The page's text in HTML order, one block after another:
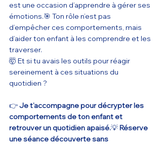
est une occasion d’apprendre à gérer ses
émotions.🎯 Ton rôle n’est pas
d’empêcher ces comportements, mais
d’aider ton enfant à les comprendre et les
traverser.
🤯 Et si tu avais les outils pour réagir
sereinement à ces situations du
quotidien ?
👉 Je t’accompagne pour décrypter les
comportements de ton enfant et
retrouver un quotidien apaisé.💡 Réserve
une séance découverte sans